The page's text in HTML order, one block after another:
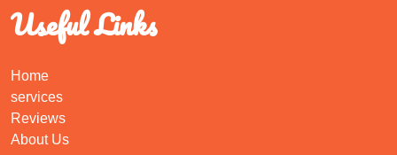
Useful Links
Home
services
Reviews
About Us